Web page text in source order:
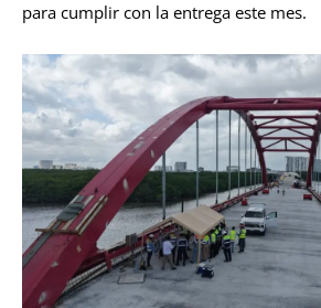
para cumplir con la entrega este mes.